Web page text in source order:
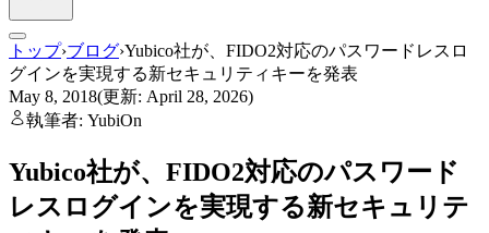
トップ›ブログ›Yubico社が、FIDO2対応のパスワードレスロ
グインを実現する新セキュリティキーを発表
May 8, 2018(更新: April 28, 2026)
執筆者: YubiOn
Yubico社が、FIDO2対応のパスワード
レスログインを実現する新セキュリテ